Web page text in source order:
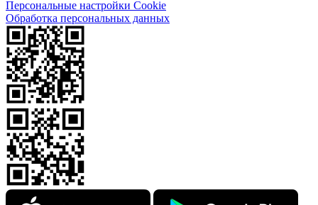
Персональные настройки Cookie
Обработка персональных данных